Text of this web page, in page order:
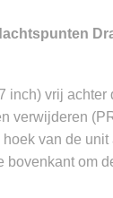
inch) vrij
verwijderen
hoek van de
bovenkant om